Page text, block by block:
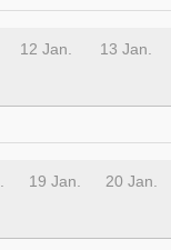
12 Jan. 13 Jan.
19 Jan. 20 Jan.